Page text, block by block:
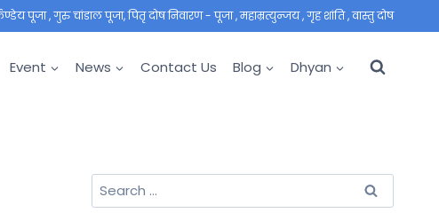
पूजा , गुरु चांडाल पूजा, पितृ दोष निवारण - पूजा , महाम्रत्युन्जय , गृह शांति , वास्तु दोष
Event News Contact Us Blog Dhyan
Search
for: